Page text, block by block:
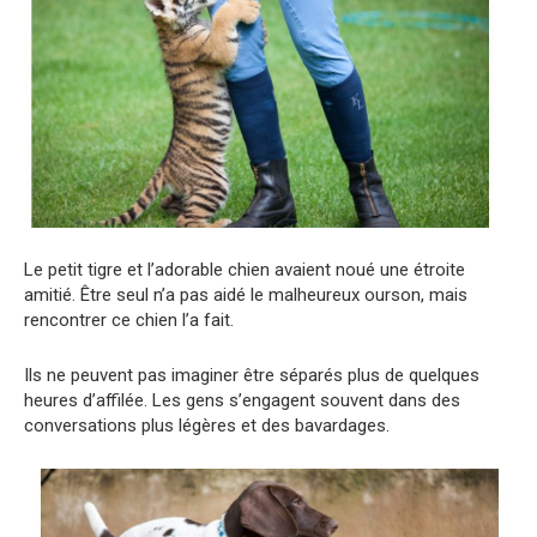
Le petit tigre et l’adorable chien avaient noué une étroite
amitié. Être seul n’a pas aidé le malheureux ourson, mais
rencontrer ce chien l’a fait.
Ils ne peuvent pas imaginer être séparés plus de quelques
heures d’affilée. Les gens s’engagent souvent dans des
conversations plus légères et des bavardages.